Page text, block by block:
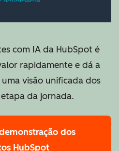
com IA da HubSpot é
rapidamente e dá a
visão unificada dos
da jornada.
dos
HubSpot